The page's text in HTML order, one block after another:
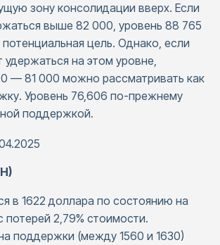
зону консолидации вверх. Если
выше 82 000, уровень 88 765
цель. Однако, если
на этом уровне,
— 81 000 можно рассматривать как
Уровень 76,606 по-прежнему
поддержкой.
в 1622 доллара по состоянию на
потерей 2,79% стоимости.
поддержки (между 1560 и 1630)